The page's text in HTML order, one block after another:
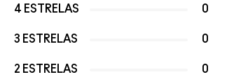
4 ESTRELAS 0
3 ESTRELAS 0
2 ESTRELAS 0